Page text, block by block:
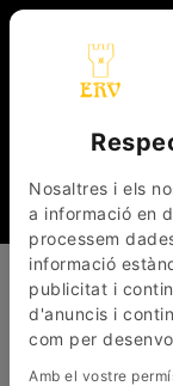
EL ROURE VELL
TAULES DE
TAULES
Nosaltres i els
a informació en
processem
informació
publicitat i
d'anuncis i
com per
Amb el vostre